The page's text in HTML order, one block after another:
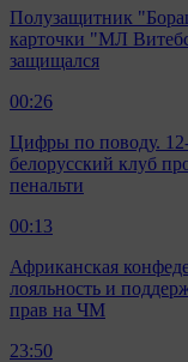
Полузащитник
карточки "МЛ
защищался
00:26
Цифры по поводу.
белорусский клуб
пенальти
00:13
Африканская
лояльность и
прав на ЧМ
23:50